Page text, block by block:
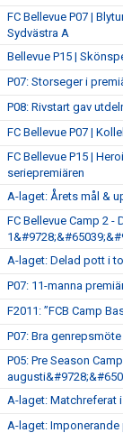
FC Bellevue P07 |
Sydvästra A
Bellevue P15 |
P07: Storseger i
P08: Rivstart gav
FC Bellevue P07 |
FC Bellevue P15 |
seriepremiären
A-laget: Årets mål &
FC Bellevue Camp 2 -
A-laget: Delad pott i
P07: 11-manna
F2011: ”FCB Camp
P07: Bra
P05: Pre Season
A-laget: Matchreferat
A-laget: